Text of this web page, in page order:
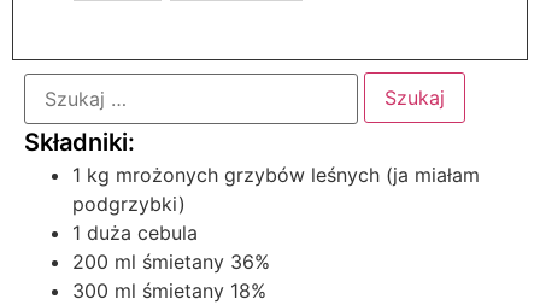
1 kg mrożonych grzybów leśnych (ja miałam
podgrzybki)
1 duża cebula
200 ml śmietany 36%
300 ml śmietany 18%